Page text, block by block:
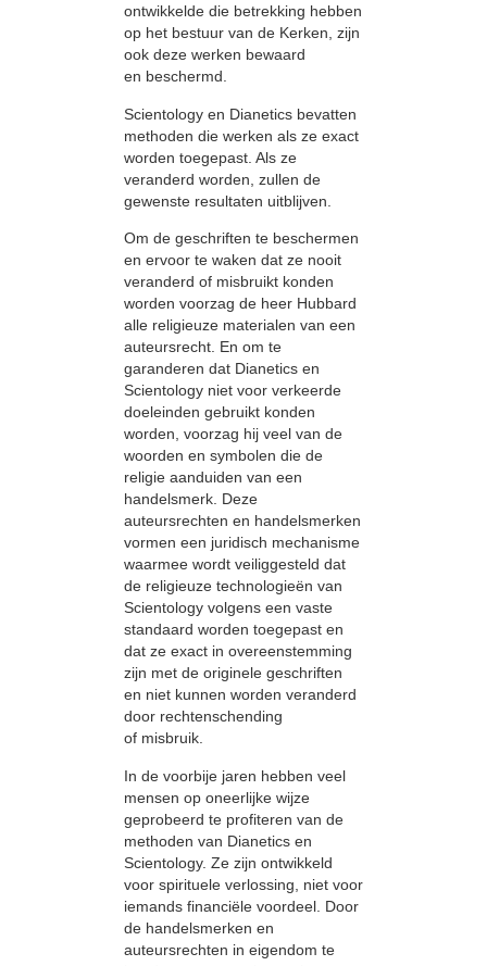
ontwikkelde die betrekking hebben
op het bestuur van de Kerken, zijn
ook deze werken bewaard
en beschermd.
Scientology en Dianetics bevatten
methoden die werken als ze exact
worden toegepast. Als ze
veranderd worden, zullen de
gewenste resultaten uitblijven.
Om de geschriften te beschermen
en ervoor te waken dat ze nooit
veranderd of misbruikt konden
worden voorzag de heer Hubbard
alle religieuze materialen van een
auteursrecht. En om te
garanderen dat Dianetics en
Scientology niet voor verkeerde
doeleinden gebruikt konden
worden, voorzag hij veel van de
woorden en symbolen die de
religie aanduiden van een
handelsmerk. Deze
auteursrechten en handelsmerken
vormen een juridisch mechanisme
waarmee wordt veiliggesteld dat
de religieuze technologieën van
Scientology volgens een vaste
standaard worden toegepast en
dat ze exact in overeenstemming
zijn met de originele geschriften
en niet kunnen worden veranderd
door rechtenschending
of misbruik.
In de voorbije jaren hebben veel
mensen op oneerlijke wijze
geprobeerd te profiteren van de
methoden van Dianetics en
Scientology. Ze zijn ontwikkeld
voor spirituele verlossing, niet voor
iemands financiële voordeel. Door
de handelsmerken en
auteursrechten in eigendom te